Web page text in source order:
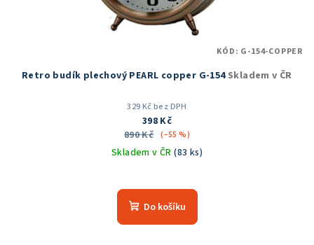
Retro budík plechový PEARL copper G-154Skladem v ČR
329 Kč bez DPH
398 Kč
890 Kč (–55 %)
Skladem v ČR(83 ks)
hodnocení
produktu
Do košíku
KÓD: G-154-COPPER